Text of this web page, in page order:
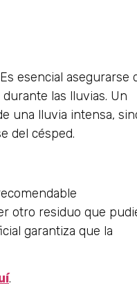
esencial asegurarse
las lluvias. Un
una lluvia intensa,
del césped.
otro residuo que
garantiza que la
.